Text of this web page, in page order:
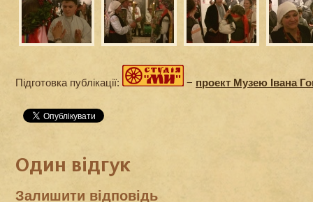
Підготовка публікації: − проект Музею Івана
Один відгук
Залишити відповідь